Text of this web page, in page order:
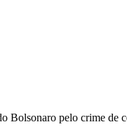
Bolsonaro pelo crime de